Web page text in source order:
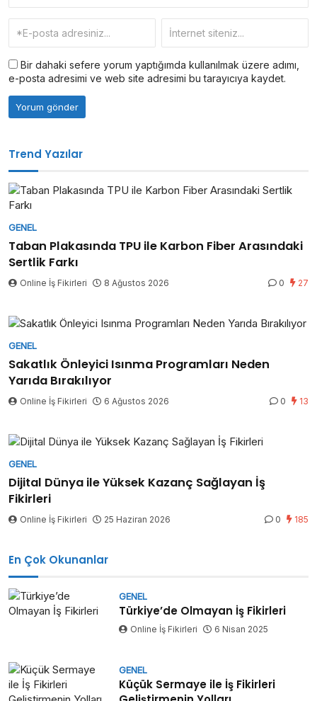
Bir dahaki sefere yorum yaptığımda kullanılmak üzere adımı,
e-posta adresimi ve web site adresimi bu tarayıcıya kaydet.
Trend Yazılar
GENEL
Taban Plakasında TPU ile Karbon Fiber Arasındaki
Sertlik Farkı
Online İş Fikirleri 8 Ağustos 2026 0 27
GENEL
Sakatlık Önleyici Isınma Programları Neden
Yarıda Bırakılıyor
Online İş Fikirleri 6 Ağustos 2026 0 13
GENEL
Dijital Dünya ile Yüksek Kazanç Sağlayan İş
Fikirleri
Online İş Fikirleri 25 Haziran 2026 0 185
En Çok Okunanlar
GENEL
Türkiye’de Olmayan İş Fikirleri
Online İş Fikirleri 6 Nisan 2025
GENEL
Küçük Sermaye ile İş Fikirleri